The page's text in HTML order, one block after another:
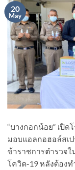
20
May
“บางกอกน้อย” เปิด
มอบแอลกอฮอล์สเ
ข้าราชการตำรวจใ
โควิด-19 หลังต้องท